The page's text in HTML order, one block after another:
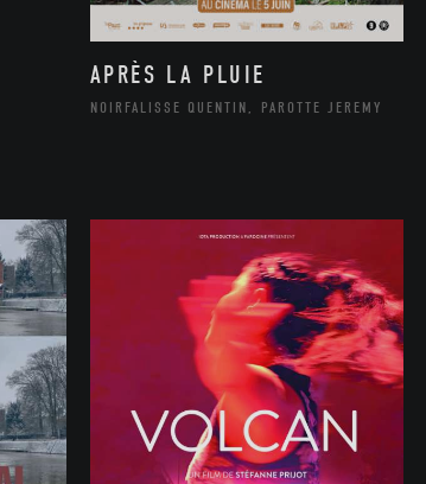
APRÈS LA PLUIE
NOIRFALISSE QUENTIN, PAROTTE JEREMY